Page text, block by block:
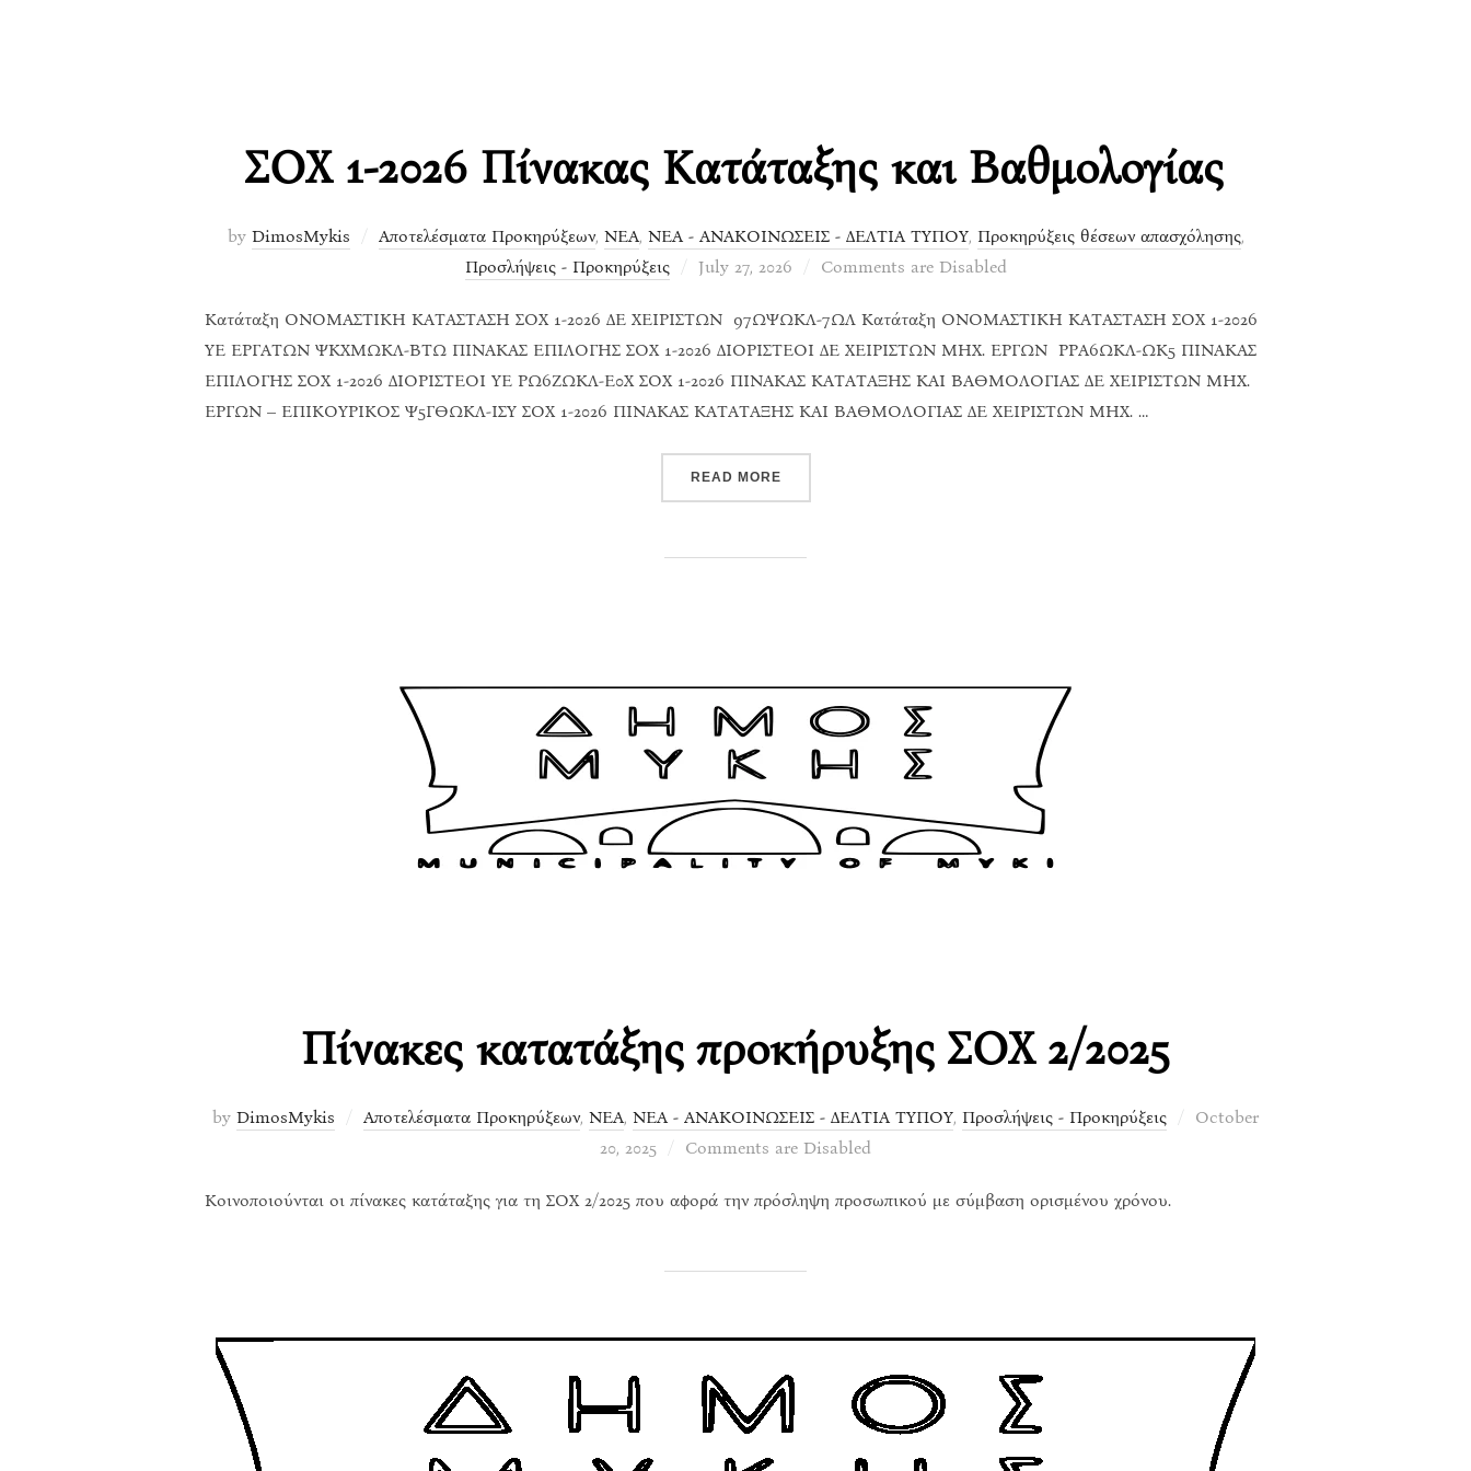
ΣΟΧ 1-2026 Πίνακας Κατάταξης και Βαθμολογίας
by DimosMykis Αποτελέσματα Προκηρύξεων, ΝΕΑ, ΝΕΑ - ΑΝΑΚΟΙΝΩΣΕΙΣ - ΔΕΛΤΙΑ ΤΥΠΟΥ, Προκηρύξεις θέσεων απασχόλησης,
Προσλήψεις - Προκηρύξεις
Posted
July 27, 2026 Comments are Disabled
Κατάταξη ΟΝΟΜΑΣΤΙΚΗ ΚΑΤΑΣΤΑΣΗ ΣΟΧ 1-2026 ΔΕ ΧΕΙΡΙΣΤΩΝ 97ΩΨΩΚΛ-7ΩΛ Κατάταξη ΟΝΟΜΑΣΤΙΚΗ ΚΑΤΑΣΤΑΣΗ ΣΟΧ 1-2026
ΥΕ ΕΡΓΑΤΩΝ ΨΚΧΜΩΚΛ-ΒΤΩ ΠΙΝΑΚΑΣ ΕΠΙΛΟΓΗΣ ΣΟΧ 1-2026 ΔΙΟΡΙΣΤΕΟΙ ΔΕ ΧΕΙΡΙΣΤΩΝ ΜΗΧ. ΕΡΓΩΝ ΡΡΑ6ΩΚΛ-ΩΚ5 ΠΙΝΑΚΑΣ
ΕΠΙΛΟΓΗΣ ΣΟΧ 1-2026 ΔΙΟΡΙΣΤΕΟΙ ΥΕ ΡΩ6ΖΩΚΛ-Ε0Χ ΣΟΧ 1-2026 ΠΙΝΑΚΑΣ ΚΑΤΑΤΑΞΗΣ ΚΑΙ ΒΑΘΜΟΛΟΓΙΑΣ ΔΕ ΧΕΙΡΙΣΤΩΝ ΜΗΧ.
ΕΡΓΩΝ – ΕΠΙΚΟΥΡΙΚΟΣ Ψ5ΓΘΩΚΛ-ΙΣΥ ΣΟΧ 1-2026 ΠΙΝΑΚΑΣ ΚΑΤΑΤΑΞΗΣ ΚΑΙ ΒΑΘΜΟΛΟΓΙΑΣ ΔΕ ΧΕΙΡΙΣΤΩΝ ΜΗΧ. …
READ MORE“ΣΟΧ 1-2026 ΠΊΝΑΚΑΣ ΚΑΤΆΤΑΞΗΣ ΚΑΙ ΒΑΘΜΟΛΟΓΊΑΣ”
Πίνακες κατατάξης προκήρυξης ΣΟΧ 2/2025
by DimosMykis Αποτελέσματα Προκηρύξεων, ΝΕΑ, ΝΕΑ - ΑΝΑΚΟΙΝΩΣΕΙΣ - ΔΕΛΤΙΑ ΤΥΠΟΥ, Προσλήψεις - Προκηρύξεις
Posted
October
20, 2025
Comments are Disabled
Κοινοποιούνται οι πίνακες κατάταξης για τη ΣΟΧ 2/2025 που αφορά την πρόσληψη προσωπικού με σύμβαση ορισμένου χρόνου.